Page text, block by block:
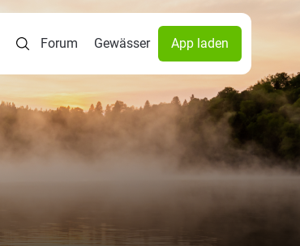
Forum Gewässer App laden